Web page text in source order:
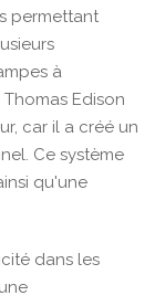
permettant
à
Edison
car il a créé un
Ce système
qu'une
dans les